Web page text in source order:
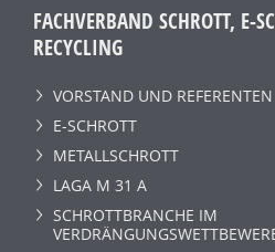
FACHVERBAND SCHROTT, E-
RECYCLING
VORSTAND UND REFERENTEN
E-SCHROTT
METALLSCHROTT
LAGA M 31 A
SCHROTTBRANCHE IM